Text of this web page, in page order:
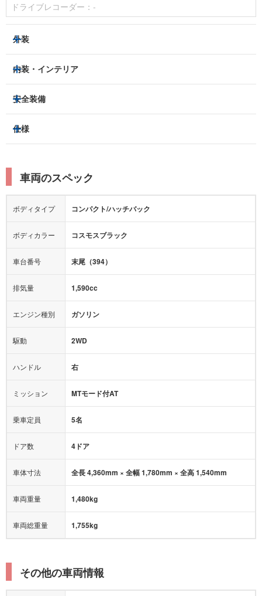
ドライブレコーダー： -
外装
HIDヘッドライト
アルミホイール：16インチ
サンルーフ/ガラスルーフ
ルーフレール
エアロパーツ
ローダウン
内装・インテリア
3列シート
ベンチシート
パワーシート
シートヒーター
カーナビ：HDDナビ
CD ミュージックサーバー
ミュージックプレイヤー接続可
後席モニター
安全装備
トラクションコントロール
レーンキープアシスト
横滑り防止装置
衝突被害軽減プレーキ
カメラ：バック
エアバッグ：
ダブルエアバッグ
衝撃緩和ヘッドレスト
サポカー
アダプティブクルーズコントロール
ヒルディセントコントロール
オートマチックハイビーム
仕様
車両のスペック
ボディタイプ コンパクト/ハッチバック
ボディカラー コスモスブラック
車台番号 末尾（394）
排気量 1,590cc
エンジン種別 ガソリン
駆動 2WD
ハンドル 右
ミッション MTモード付AT
乗車定員 5名
ドア数 4ドア
車体寸法 全長 4,360mm × 全幅 1,780mm × 全高 1,540mm
車両重量 1,480kg
車両総重量 1,755kg
その他の車両情報